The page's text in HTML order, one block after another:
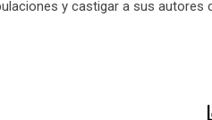
y castigar a sus autores